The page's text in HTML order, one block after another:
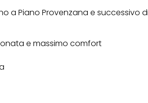
a Piano Provenzana e successivo
e massimo comfort